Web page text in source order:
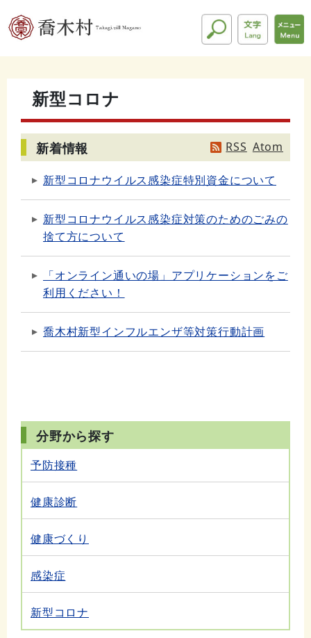
新型コロナ
新着情報 RSS Atom
新型コロナウイルス感染症特別資金について
新型コロナウイルス感染症対策のためのごみの
捨て方について
「オンライン通いの場」アプリケーションをご
利用ください！
喬木村新型インフルエンザ等対策行動計画
分野から探す
予防接種
健康診断
健康づくり
感染症
新型コロナ